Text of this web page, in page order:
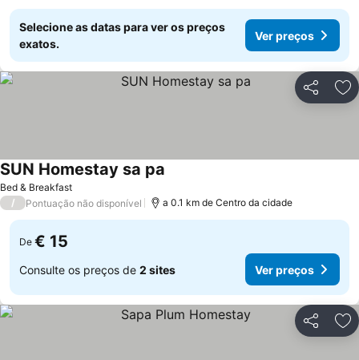
Selecione as datas para ver os preços
exatos.
Ver preços
Partilhar
Bed & Breakfast
SUN Homestay sa pa
/ Pontuação não disponível a 0.1 km de Centro da cidade
De € 15
Consulte os preços de 2 sites Ver preços
Partilhar